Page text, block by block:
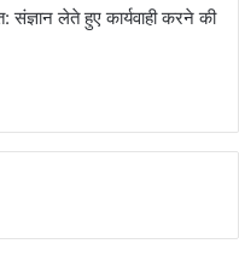
लेते हुए कार्यवाही करने की